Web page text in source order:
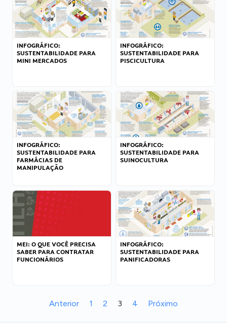
INFOGRÁFICO:
SUSTENTABILIDADE PARA
MINI MERCADOS
INFOGRÁFICO:
SUSTENTABILIDADE PARA
PISCICULTURA
INFOGRÁFICO:
SUSTENTABILIDADE PARA
FARMÁCIAS DE
MANIPULAÇÃO
INFOGRÁFICO:
SUSTENTABILIDADE PARA
SUINOCULTURA
MEI: O QUE VOCÊ PRECISA
SABER PARA CONTRATAR
FUNCIONÁRIOS
INFOGRÁFICO:
SUSTENTABILIDADE PARA
PANIFICADORAS
Anterior 1 2 3 4 Próximo